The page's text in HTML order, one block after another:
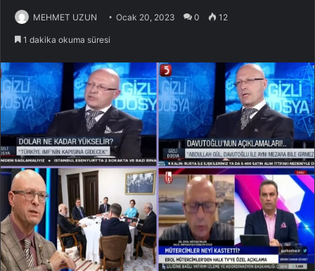
MEHMET UZUN Ocak 20, 2023 0 12
1 dakika okuma süresi